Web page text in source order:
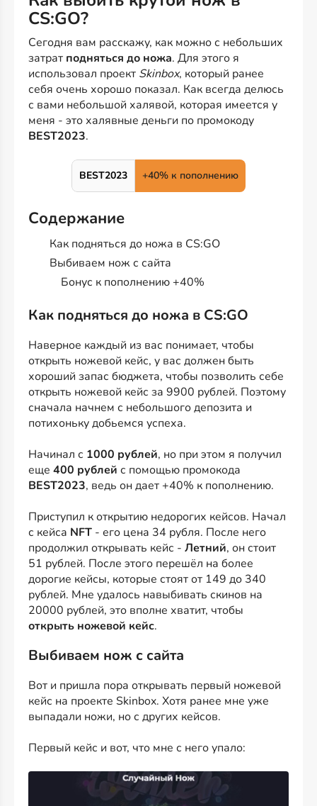
CS:GO?
Сегодня вам расскажу, как можно с небольших
затрат подняться до ножа. Для этого я
использовал проект Skinbox, который ранее
себя очень хорошо показал. Как всегда делюсь
с вами небольшой халявой, которая имеется у
меня - это халявные деньги по промокоду
BEST2023.
BEST2023 +40% к пополнению
Содержание
Как подняться до ножа в CS:GO
Выбиваем нож с сайта
Бонус к пополнению +40%
Как подняться до ножа в CS:GO
Наверное каждый из вас понимает, чтобы
открыть ножевой кейс, у вас должен быть
хороший запас бюджета, чтобы позволить себе
открыть ножевой кейс за 9900 рублей. Поэтому
сначала начнем с небольшого депозита и
потихоньку добьемся успеха.
Начинал с 1000 рублей, но при этом я получил
еще 400 рублей с помощью промокода
BEST2023, ведь он дает +40% к пополнению.
Приступил к открытию недорогих кейсов. Начал
с кейса NFT - его цена 34 рубля. После него
продолжил открывать кейс - Летний, он стоит
51 рублей. После этого перешёл на более
дорогие кейсы, которые стоят от 149 до 340
рублей. Мне удалось навыбивать скинов на
20000 рублей, это вполне хватит, чтобы
открыть ножевой кейс.
Выбиваем нож с сайта
Вот и пришла пора открывать первый ножевой
кейс на проекте Skinbox. Хотя ранее мне уже
выпадали ножи, но с других кейсов.
Первый кейс и вот, что мне с него упало: